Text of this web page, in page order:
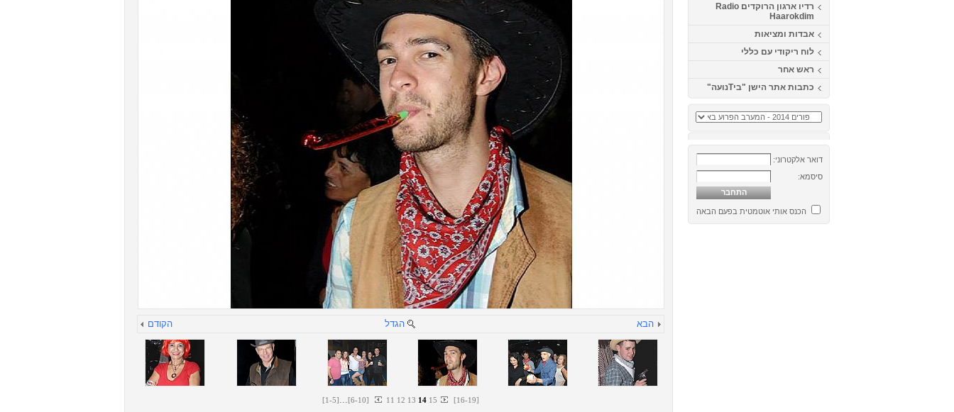
רדיו ארגון הרוקדים Radio
Haarokdim
אבדות ומציאות
לוח ריקודי עם כללי
ראש אחר
כתבות אתר הישן "ביTנועה"
דואר אלקטרוני:
סיסמא:
הכנס אותי אוטמטית בפעם הבאה
הקודם הגדל הבא
[1-5]...[6-10] 11 12 13 14 15 [16-19]